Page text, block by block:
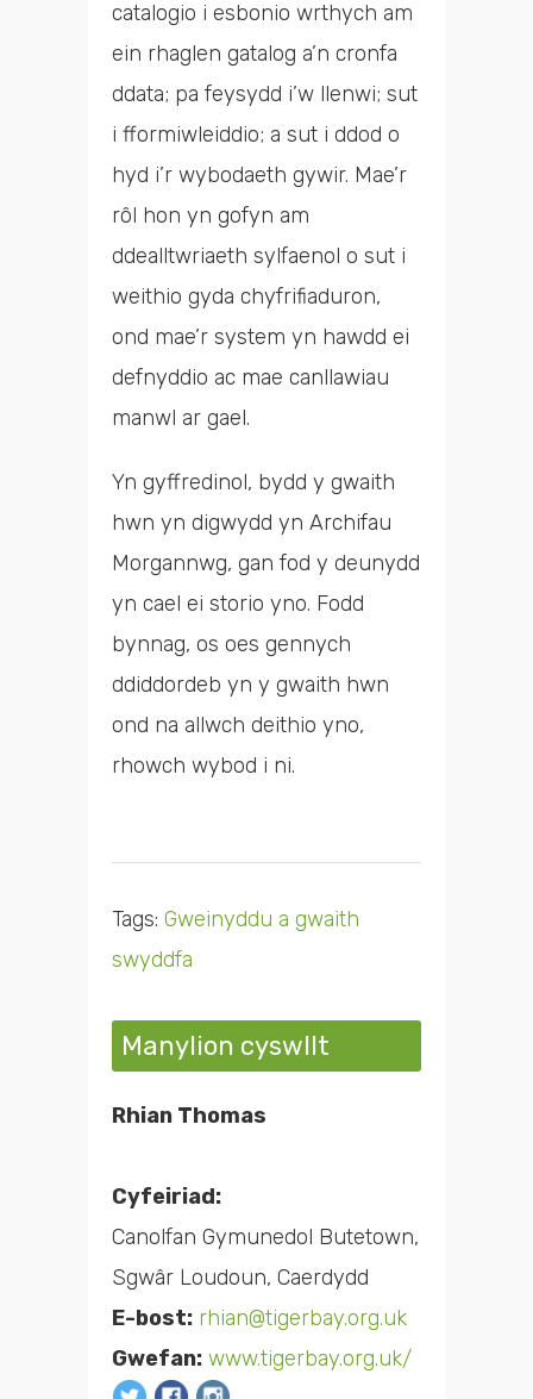
catalogio i esbonio wrthych am
ein rhaglen gatalog a’n cronfa
ddata; pa feysydd i’w llenwi; sut
i fformiwleiddio; a sut i ddod o
hyd i’r wybodaeth gywir. Mae’r
rôl hon yn gofyn am
ddealltwriaeth sylfaenol o sut i
weithio gyda chyfrifiaduron,
ond mae’r system yn hawdd ei
defnyddio ac mae canllawiau
manwl ar gael.
Yn gyffredinol, bydd y gwaith
hwn yn digwydd yn Archifau
Morgannwg, gan fod y deunydd
yn cael ei storio yno. Fodd
bynnag, os oes gennych
ddiddordeb yn y gwaith hwn
ond na allwch deithio yno,
rhowch wybod i ni.
Tags: Gweinyddu a gwaith
swyddfa
Manylion cyswllt
Rhian Thomas
Cyfeiriad:
Canolfan Gymunedol Butetown,
Sgwâr Loudoun, Caerdydd
E-bost: rhian@tigerbay.org.uk
Gwefan: www.tigerbay.org.uk/